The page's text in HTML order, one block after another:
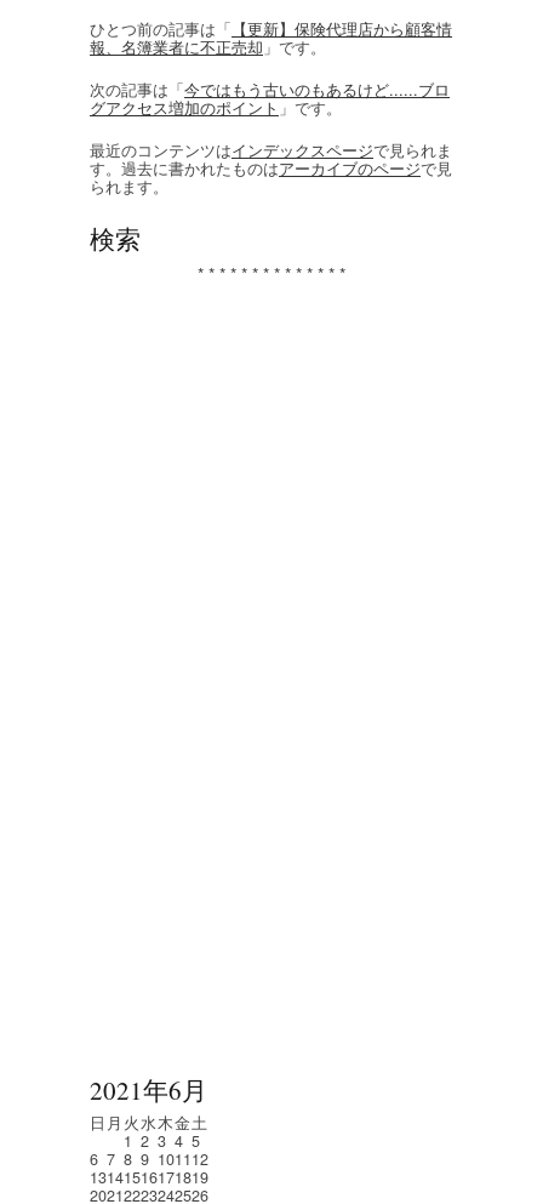
ひとつ前の記事は「 【更新】保険代理店から顧客情
報、名簿業者に不正売却 」です。
次の記事は「今ではもう古いのもあるけど......ブロ
グアクセス増加のポイント 」です。
最近のコンテンツはインデックスページで見られま
す。過去に書かれたものはアーカイブのページで見
られます。
検索
* * * * * * * * * * * * * *
2021年6月
日 月 火水木金土
1 2 3 4 5
6 7 8 9 101112
13141516171819
20212223242526